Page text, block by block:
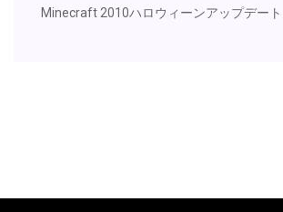
Minecraft 2010ハロウィーンアップデー